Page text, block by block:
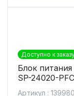
Доступно к
Блок
SP-24020-
Артикул : 139980